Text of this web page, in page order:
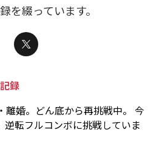
を綴っています。
録
離婚。どん底から再挑戦中。 今
逆転フルコンボに挑戦していま